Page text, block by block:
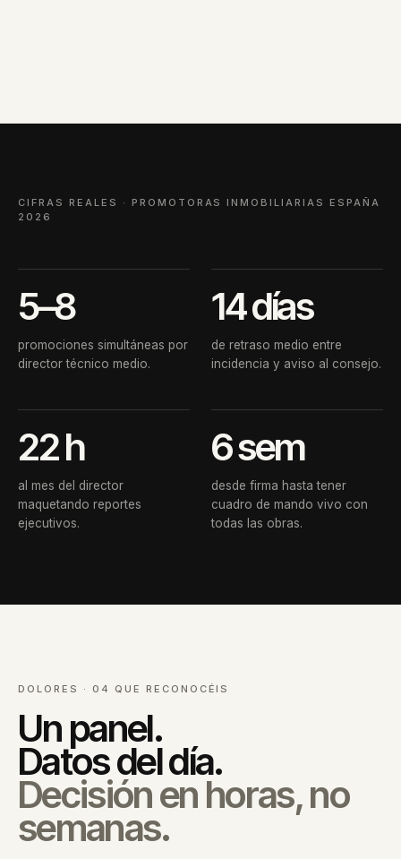
CIFRAS REALES · PROMOTORAS INMOBILIARIAS ESPAÑA
2026
5–8
promociones simultáneas por
director técnico medio.
14 días
de retraso medio entre
incidencia y aviso al consejo.
22 h
al mes del director
maquetando reportes
ejecutivos.
6 sem
desde firma hasta tener
cuadro de mando vivo con
todas las obras.
DOLORES · 04 QUE RECONOCÉIS
Un panel.
Datos del día.
Decisión en horas, no
semanas.